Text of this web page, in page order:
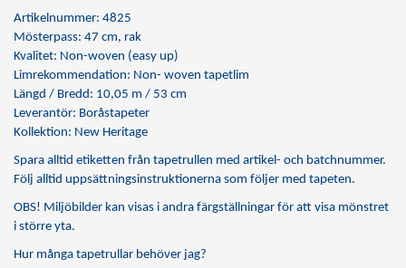
Artikelnummer: 4825
Mösterpass: 47 cm, rak
Kvalitet: Non-woven (easy up)
Limrekommendation: Non- woven tapetlim
Längd / Bredd: 10,05 m / 53 cm
Leverantör: Boråstapeter
Kollektion: New Heritage
Spara alltid etiketten från tapetrullen med artikel- och batchnummer.
Följ alltid uppsättningsinstruktionerna som följer med tapeten.
OBS! Miljöbilder kan visas i andra färgställningar för att visa mönstret
i större yta.
Hur många tapetrullar behöver jag?